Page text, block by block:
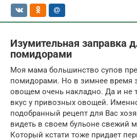
Изумительная заправка
помидорами
Моя мама большинство супов
помидорами. Но в зимнее время
овощем очень накладно. Да и не
вкус у привозных овощей.
подобранный рецепт для Вас
видеть в своем бульоне свежий
Который кстати тоже придает